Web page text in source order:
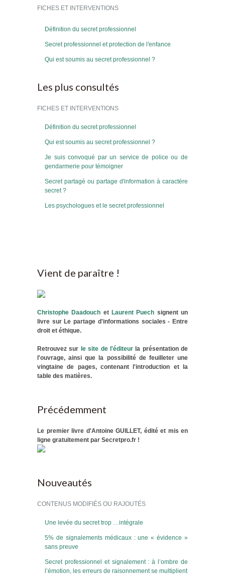
FICHES ET INTERVENTIONS
Définition du secret professionnel
Secret professionnel et protection de l'enfance
Qui est soumis au secret professionnel ?
Les plus consultés
FICHES ET INTERVENTIONS
Définition du secret professionnel
Qui est soumis au secret professionnel ?
Je suis convoqué par un service de police ou de
gendarmerie pour témoigner
Secret partagé ou partage d'information à caractère
secret ?
Les psychologues et le secret professionnel
Vient de paraître !
Christophe Daadouch et Laurent Puech signent un
livre sur Le partage d'informations sociales - Entre
droit et éthique.
Retrouvez sur le site de l'éditeur la présentation de
l'ouvrage, ainsi que la possibilité de feuilleter une
vingtaine de pages, contenant l'introduction et la
table des matières.
Précédemment
Le premier livre d'Antoine GUILLET, édité et mis en
ligne gratuitement par Secretpro.fr !
Nouveautés
CONTENUS MODIFIÉS OU RAJOUTÉS
Une levée du secret trop …intégrale
5% de signalements médicaux : une « évidence »
sans preuve
Secret professionnel et signalement : à l’ombre de
l’émotion, les erreurs de raisonnement se multiplient